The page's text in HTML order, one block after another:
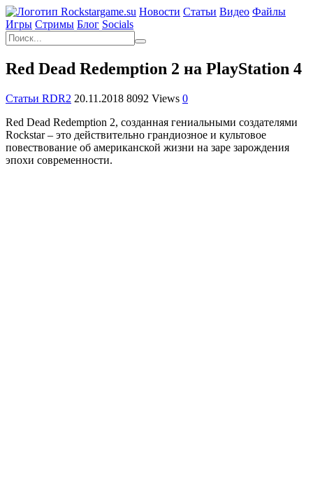
Новости Статьи Видео Файлы
Игры Cтримы Блог Socials
Red Dead Redemption 2 на PlayStation 4
Статьи RDR2 20.11.2018 8092 Views 0
Red Dead Redemption 2, созданная гениальными создателями
Rockstar – это действительно грандиозное и культовое
повествование об американской жизни на заре зарождения
эпохи современности.